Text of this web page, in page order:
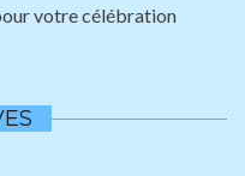
votre célébration